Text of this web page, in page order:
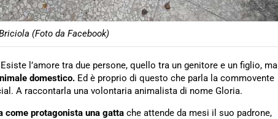
(Foto da Facebook)
l’amore tra due persone, quello tra un genitore e un figlio, ma
domestico. Ed è proprio di questo che parla la commovente
A raccontarla una volontaria animalista di nome Gloria.
come protagonista una gatta che attende da mesi il suo padrone,